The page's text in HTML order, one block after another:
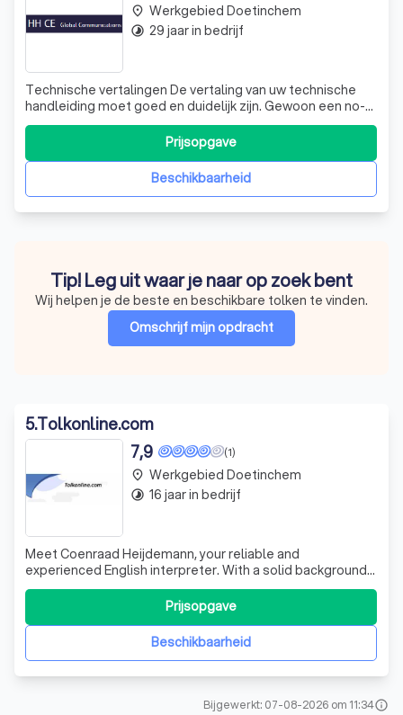
Technische vertalingen De vertaling van uw technische
handleiding moet goed en duidelijk zijn. Gewoon een no-
nonsensetekst die uitlegt waar het om gaat. Daar zijn we
bij HHCE het allerbest in. IT- vertalingen IT-teksten zijn
vaak erg complex. Het gaat om software, technische
detailontwerpen, functiBeschikbaarheid
Prijsopgave
place Werkgebied Doetinchem
timelapse 29 jaar in bedrijf
Tip! Leg uit waar je naar op zoek bent
Wij helpen je de beste en beschikbare tolken te vinden.
Omschrijf mijn opdracht
5.Tolkonline.com
(1)
7,9
Meet Coenraad Heijdemann, your reliable and
experienced English interpreter. With a solid background
in simultaneous interpreting, Coenraad has been serving a
diverse range of clients since 1988. His clientele spans
from government institutions and multinational
corporations to private individuals a
Beschikbaarheid
Prijsopgave
place Werkgebied Doetinchem
timelapse 16 jaar in bedrijf
Bijgewerkt: 07-08-2026 om 11:34info